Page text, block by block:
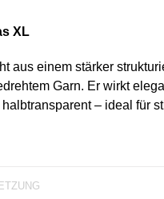
XL
aus einem stärker
Garn. Er wirkt
– ideal für